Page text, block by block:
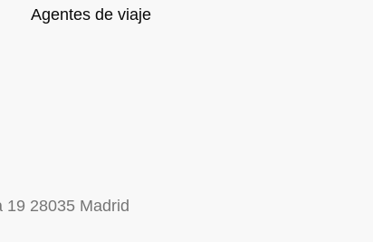
Agentes de viaje
19 28035 Madrid